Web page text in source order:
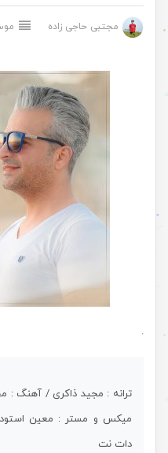
مجتبی حاجی زاده
.
ترانه : مجید ذاکری / آهنگ :
میکس و مستر : معین
دات نت